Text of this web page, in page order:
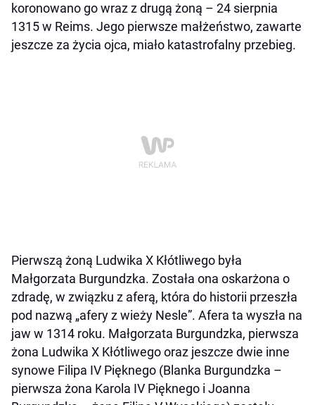
koronowano go wraz z drugą żoną – 24 sierpnia
1315 w Reims. Jego pierwsze małżeństwo, zawarte
jeszcze za życia ojca, miało katastrofalny przebieg.
Pierwszą żoną Ludwika X Kłótliwego była
Małgorzata Burgundzka. Została ona oskarżona o
zdradę, w związku z aferą, która do historii przeszła
pod nazwą „afery z wieży Nesle”. Afera ta wyszła na
jaw w 1314 roku. Małgorzata Burgundzka, pierwsza
żona Ludwika X Kłótliwego oraz jeszcze dwie inne
synowe Filipa IV Pięknego (Blanka Burgundzka –
pierwsza żona Karola IV Pięknego i Joanna